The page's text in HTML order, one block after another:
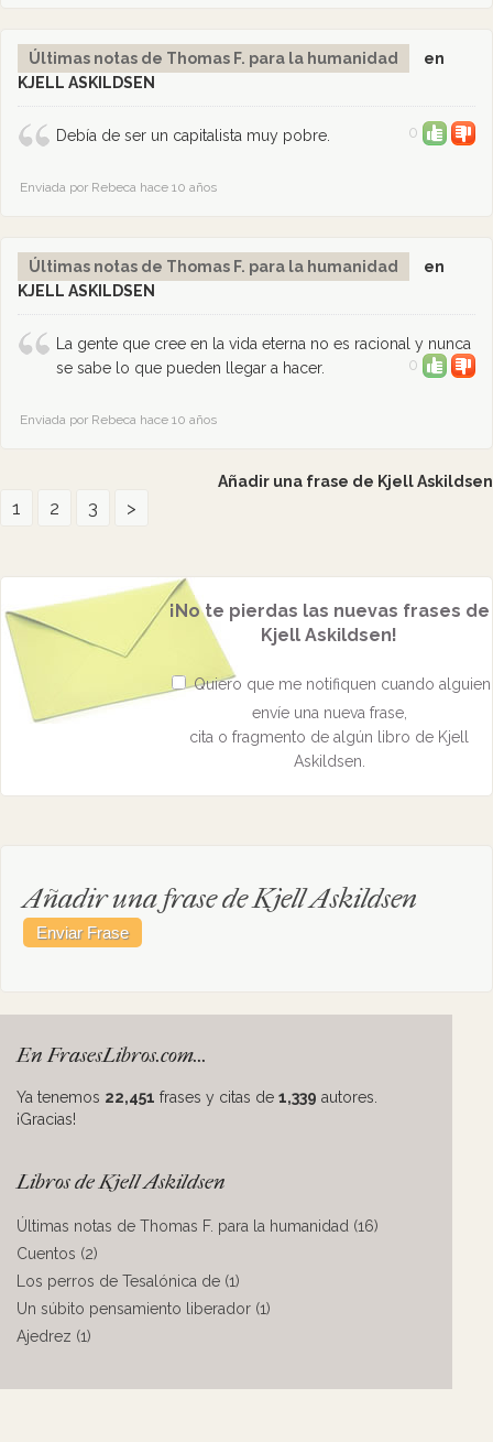
Últimas notas de Thomas F. para la humanidad
en
KJELL ASKILDSEN
Debía de ser un capitalista muy pobre. 0
Enviada por Rebeca hace 10 años
Últimas notas de Thomas F. para la humanidad
en
KJELL ASKILDSEN
La gente que cree en la vida eterna no es racional y nunca
se sabe lo que pueden llegar a hacer.
0
Enviada por Rebeca hace 10 años
Añadir una frase de Kjell Askildsen
1 2 3 >
¡No te pierdas las nuevas frases de
Kjell Askildsen!
Quiero que me notifiquen cuando alguien
envíe una nueva frase,
cita o fragmento de algún libro de Kjell
Askildsen.
Añadir una frase de Kjell Askildsen
En FrasesLibros.com...
Ya tenemos 22,451 frases y citas de 1,339 autores.
¡Gracias!
Libros de Kjell Askildsen
Últimas notas de Thomas F. para la humanidad (16)
Cuentos (2)
Los perros de Tesalónica de (1)
Un súbito pensamiento liberador (1)
Ajedrez (1)